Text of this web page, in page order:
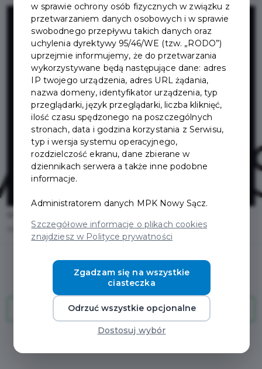
Sklep z
elegancką
odzieżą męską
VESTUS w
Galerii
Sandecja
Sklep z elegancką odzieżą męską VESTUS w Galerii Sandecja
SKLEP INTERNETOWY VESTUS.PL
w sprawie ochrony osób fizycznych w związku z
przetwarzaniem danych osobowych i w sprawie
swobodnego przepływu takich danych oraz
uchylenia dyrektywy 95/46/WE (tzw. „RODO”)
uprzejmie informujemy, że do przetwarzania
wykorzystywane będą następujące dane: adres
IP twojego urządzenia, adres URL żądania,
nazwa domeny, identyfikator urządzenia, typ
przeglądarki, język przeglądarki, liczba kliknięć,
ilość czasu spędzonego na poszczególnych
stronach, data i godzina korzystania z Serwisu,
typ i wersja systemu operacyjnego,
rozdzielczość ekranu, dane zbierane w
dziennikach serwera a także inne podobne
informacje.
Administratorem danych MPK Nowy Sącz.
Szczegółowe informacje o plikach cookies
znajdziesz w Polityce prywatności
Zgadzam się na wszystkie
ciasteczka
Odrzuć wszystkie opcjonalne
Dostosuj wybór